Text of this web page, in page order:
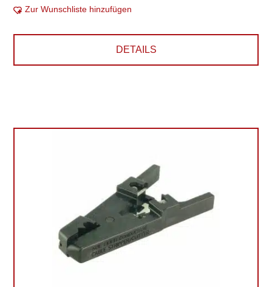
Zur Wunschliste hinzufügen
DETAILS